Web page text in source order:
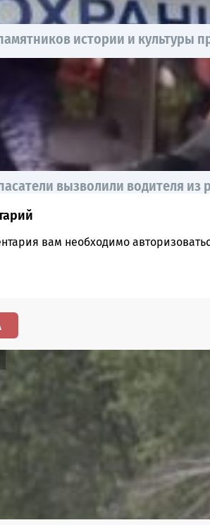
истории и культуры
вызволили водителя из
section
вам необходимо